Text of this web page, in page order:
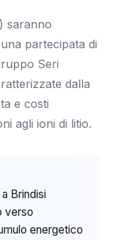
saranno
partecipata di
Seri
dalla
e costi
agli ioni di litio.
Brindisi
verso
energetico